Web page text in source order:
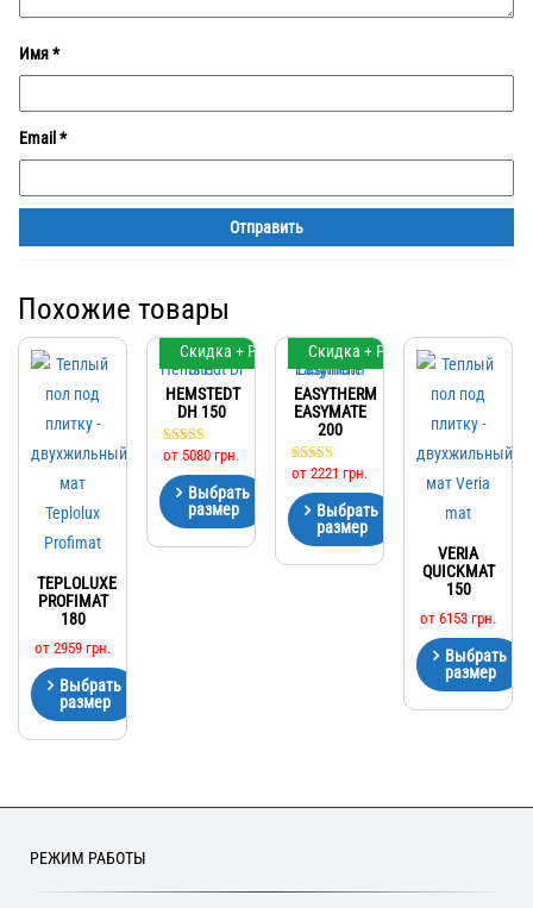
Имя*
Email *
Похожие товары
TEPLOLUXE
PROFIMAT
180
от2959 грн.
Выбрать
размер
Скидка + Регулятор
HEMSTEDT
DH 150
Оценка
из 5
от 5080 грн.
Выбрать
размер
Скидка + Регулятор
EASYTHERM
EASYMATE
200
Оценка
из 5
от2221 грн.
Выбрать
размер
VERIA
QUICKMAT
150
от6153 грн.
Выбрать
размер
РЕЖИМ РАБОТЫ